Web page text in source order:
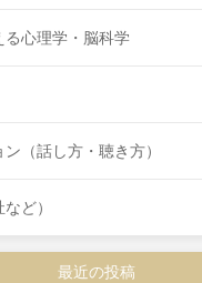
る心理学・脳科学
（話し方・聴き方）
ど）
最近の投稿